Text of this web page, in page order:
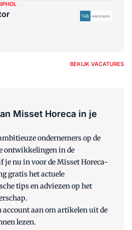
BEKIJK VACATURES
Misset Horeca in je
ondernemers op de
ontwikkelingen in de
je nu in voor de Misset Horeca-
gratis het actuele
tips en adviezen op het
account aan om artikelen uit de
lezen.